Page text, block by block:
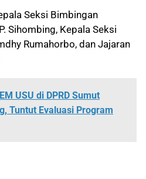
Seksi Bimbingan
Sihombing, Kepala Seksi
Rumahorbo, dan Jajaran
USU di DPRD Sumut
Tuntut Evaluasi Program